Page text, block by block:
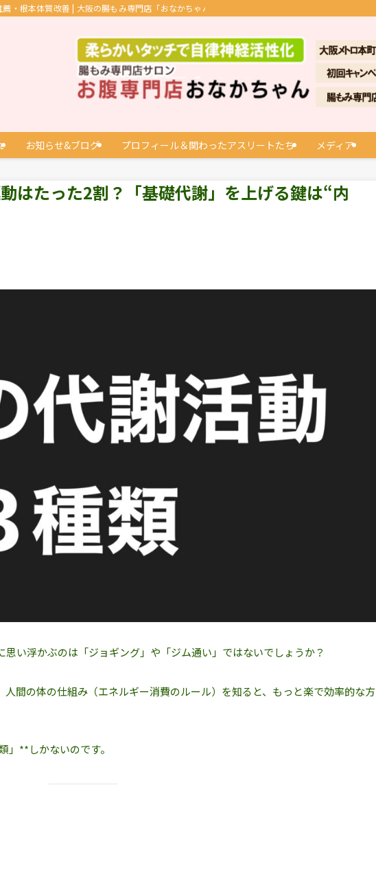
・根本体質改善 | 大阪の腸もみ専門店「おなかちゃん」
お知らせ&ブログ プロフィール＆関わったアスリートたち メディア
はたった2割？「基礎代謝」を上げる鍵は“内
思い浮かぶのは「ジョギング」や「ジム通い」ではないでしょうか？
間の体の仕組み（エネルギー消費のルール）を知ると、もっと楽で効率的な方
」**しかないのです。